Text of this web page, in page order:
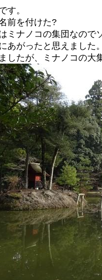
す。
前を付けた?
ナノコの集団なので
あがったと思えました。
たが、ミナノコの大